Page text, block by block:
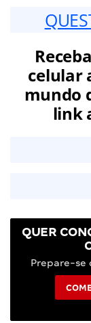
Receba
celular
mundo
link
QUER
Prepare-se